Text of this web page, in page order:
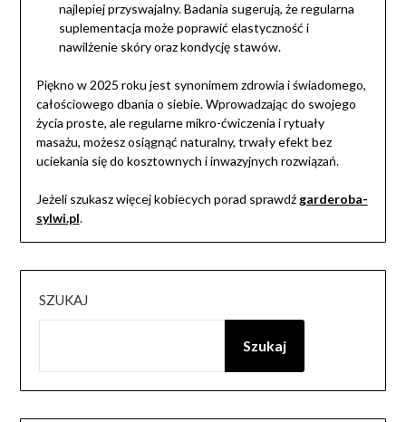
najlepiej przyswajalny. Badania sugerują, że regularna
suplementacja może poprawić elastyczność i
nawilżenie skóry oraz kondycję stawów.
Piękno w 2025 roku jest synonimem zdrowia i świadomego,
całościowego dbania o siebie. Wprowadzając do swojego
życia proste, ale regularne mikro-ćwiczenia i rytuały
masażu, możesz osiągnąć naturalny, trwały efekt bez
uciekania się do kosztownych i inwazyjnych rozwiązań.
Jeżeli szukasz więcej kobiecych porad sprawdź garderoba-
sylwi.pl.
SZUKAJ
Szukaj